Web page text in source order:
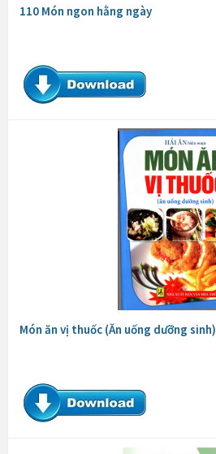
110 Món ngon hằng ngày
Món ăn vị thuốc (Ăn uống dưỡng sinh)